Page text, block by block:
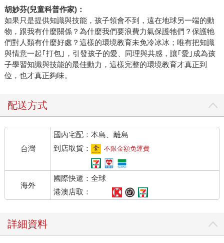
胡妙芬(兒童科普作家)：
如果只是提供知識與技能，孩子領會不到，遠在地球另一端的動
物，跟我有什麼關係？為什麼我們要浪費力氣保護牠們？保護牠
們對人類有什麼好處？這樣的環境教育未免冷冰冰；唯有把知識
與情意一起｢打包｣，引發孩子的愛、同理與共感，讓｢愛｣成為孩
子學習知識與技能的最佳動力，這樣完整的環境教育才真正到
位，也才真正夠味。
配送方式
台灣
國內宅配：本島、離島
到店取貨：
不限金額免運費
海外
國際快遞：全球
港澳店取：
詳細資料